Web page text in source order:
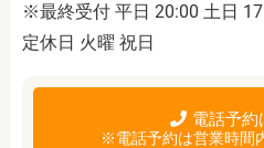
※最終受付 平日 20:00 土日
定休日 火曜 祝日
電話予約
※電話予約は営業時間